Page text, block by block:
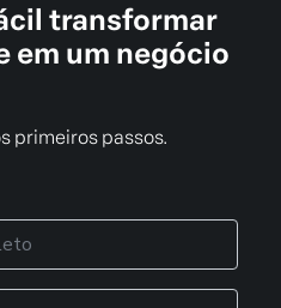
transformar
em um negócio
primeiros passos.